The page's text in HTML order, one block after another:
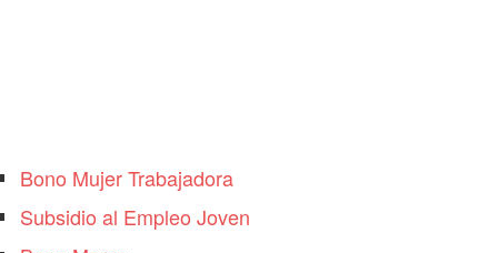
Bono Mujer Trabajadora
Subsidio al Empleo Joven